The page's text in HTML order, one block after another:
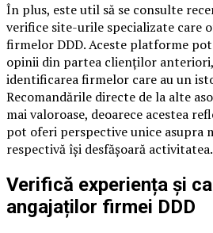
În plus, este util să se consulte
verifice site-urile specializate care
firmelor DDD. Aceste platforme
opinii din partea clienților
identificarea firmelor care au un
Recomandările directe de la alte
mai valoroase, deoarece acestea
pot oferi perspective unice asupra
respectivă își desfășoară activitatea.
Verifică experiența și
angajaților firmei DDD